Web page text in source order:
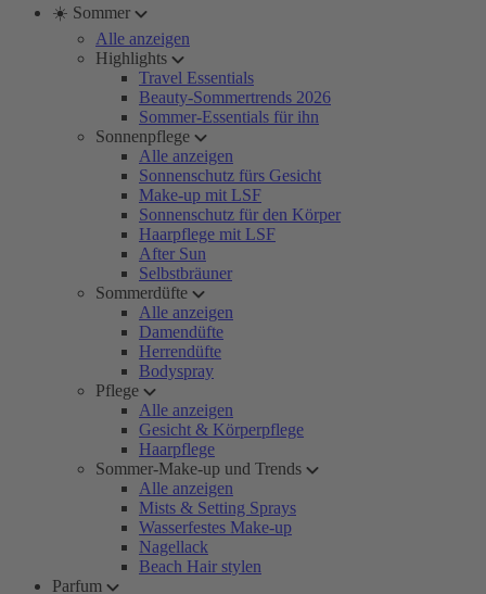
☀️ Sommer
Alle anzeigen
Highlights
Travel Essentials
Beauty-Sommertrends 2026
Sommer-Essentials für ihn
Sonnenpflege
Alle anzeigen
Sonnenschutz fürs Gesicht
Make-up mit LSF
Sonnenschutz für den Körper
Haarpflege mit LSF
After Sun
Selbstbräuner
Sommerdüfte
Alle anzeigen
Damendüfte
Herrendüfte
Bodyspray
Pflege
Alle anzeigen
Gesicht & Körperpflege
Haarpflege
Sommer-Make-up und Trends
Alle anzeigen
Mists & Setting Sprays
Wasserfestes Make-up
Nagellack
Beach Hair stylen
Parfum